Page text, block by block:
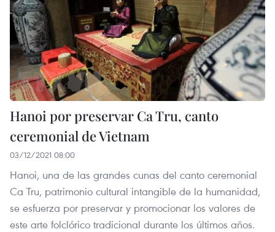
Hanoi por preservar Ca Tru, canto
ceremonial de Vietnam
03/12/2021 08:00
Hanoi, una de las grandes cunas del canto ceremonial
Ca Tru, patrimonio cultural intangible de la humanidad,
se esfuerza por preservar y promocionar los valores de
este arte folclórico tradicional durante los últimos años.